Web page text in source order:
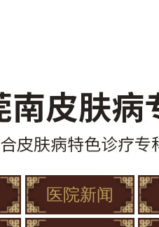
医院新闻